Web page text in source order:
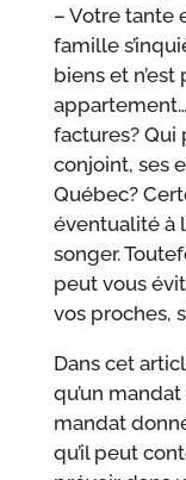
– Votre tante
famille
biens et
factures? Qui
conjoint, ses
Québec?
éventualité à
songer.
peut vous
vos proches,
Dans cet
qu’un
mandat
qu’il peut